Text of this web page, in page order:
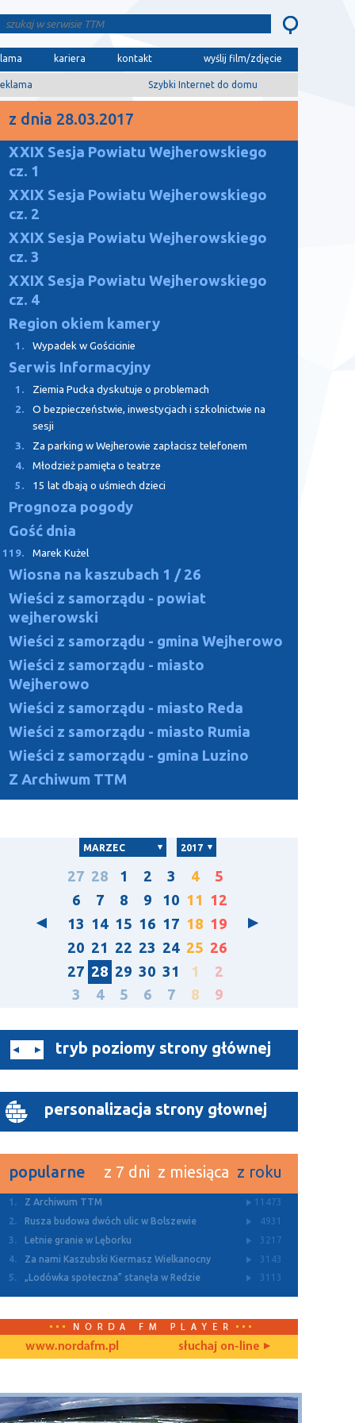
kariera kontakt wyślij film/zdjęcie
Szybki Internet do domu
z dnia 28.03.2017
XXIX Sesja Powiatu Wejherowskiego
cz. 1
XXIX Sesja Powiatu Wejherowskiego
cz. 2
XXIX Sesja Powiatu Wejherowskiego
cz. 3
XXIX Sesja Powiatu Wejherowskiego
cz. 4
Region okiem kamery
1. Wypadek w Gościcinie
Serwis Informacyjny
1.
Ziemia Pucka dyskutuje o problemach
2.
O bezpieczeństwie, inwestycjach i szkolnictwie na
sesji
3.
Za parking w Wejherowie zapłacisz telefonem
4.
Młodzież pamięta o teatrze
5.
15 lat dbają o uśmiech dzieci
Prognoza pogody
Gość dnia
119. Marek Kużel
Wiosna na kaszubach 1 / 26
Wieści z samorządu - powiat
wejherowski
Wieści z samorządu - gmina Wejherowo
Wieści z samorządu - miasto
Wejherowo
Wieści z samorządu - miasto Reda
Wieści z samorządu - miasto Rumia
Wieści z samorządu - gmina Luzino
Z Archiwum TTM
MARZEC 2017
27 28 1 2 3 4
5
6
7 8 9 10 11 12
13 14 15 16 17 18 19
20 21 22 23 24 25 26
27 28 29 30 31 1
2
3
4 5 6 7 8 9
tryb poziomy strony głównej
personalizacja strony głownej
popularne z 7 dni z miesiąca z roku
1. Z Archiwum TTM
11473
2.
Rusza budowa dwóch ulic w Bolszewie
4931
3.
Letnie granie w Lęborku
3217
4.
Za nami Kaszubski Kiermasz Wielkanocny
3143
5.
„Lodówka społeczna” stanęła w Redzie 3113